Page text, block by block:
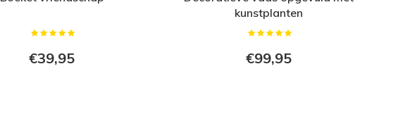
€39,95
kunstplanten
€99,95